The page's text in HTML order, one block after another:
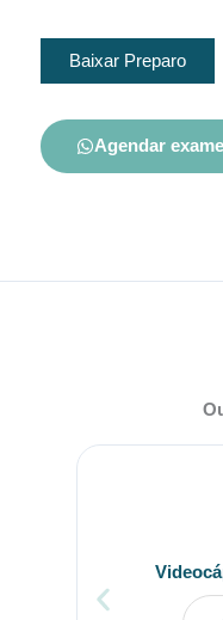
Baixar Preparo
Agendar exame